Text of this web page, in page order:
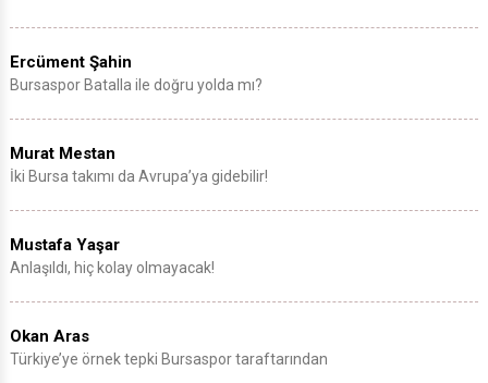
Ercüment Şahin
Bursaspor Batalla ile doğru yolda mı?
Murat Mestan
İki Bursa takımı da Avrupa’ya gidebilir!
Mustafa Yaşar
Anlaşıldı, hiç kolay olmayacak!
Okan Aras
Türkiye’ye örnek tepki Bursaspor taraftarından